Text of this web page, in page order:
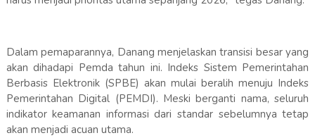
​Dalam pemaparannya, Danang menjelaskan transisi besar yang
akan dihadapi Pemda tahun ini. Indeks Sistem Pemerintahan
Berbasis Elektronik (SPBE) akan mulai beralih menuju Indeks
Pemerintahan Digital (PEMDI). Meski berganti nama, seluruh
indikator keamanan informasi dari standar sebelumnya tetap
akan menjadi acuan utama.